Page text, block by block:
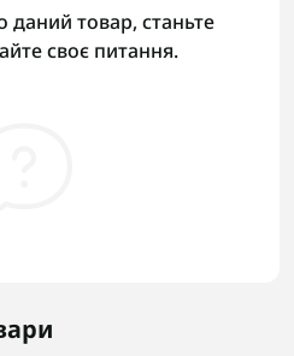
товар, станьте
своє питання.